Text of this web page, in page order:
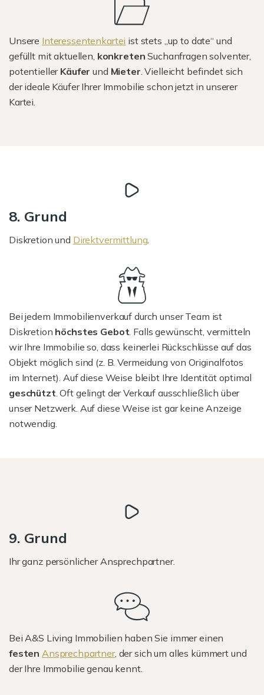
Unsere Interessentenkartei ist stets „up to date“ und
gefüllt mit aktuellen, konkretenSuchanfragen solventer,
potentieller Käufer und Mieter. Vielleicht befindet sich
der ideale Käufer Ihrer Immobilie schon jetzt in unserer
Kartei.
8. Grund
Diskretion und Direktvermittlung.
Bei jedem Immobilienverkauf durch unser Team ist
Diskretion höchstes Gebot. Falls gewünscht, vermitteln
wir Ihre Immobilie so, dass keinerlei Rückschlüsse auf das
Objekt möglich sind (z. B. Vermeidung von Originalfotos
im Internet). Auf diese Weise bleibt Ihre Identität optimal
geschützt. Oft gelingt der Verkauf ausschließlich über
unser Netzwerk. Auf diese Weise ist gar keine Anzeige
notwendig.
9. Grund
Ihr ganz persönlicher Ansprechpartner.
Bei A&S Living Immobilien haben Sie immer einen
festen Ansprechpartner, der sich um alles kümmert und
der Ihre Immobilie genau kennt.